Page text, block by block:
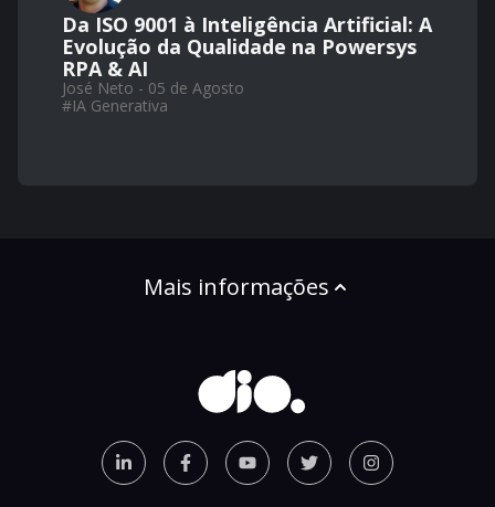
Da ISO 9001 à Inteligência Artificial: A
Evolução da Qualidade na Powersys
RPA & AI
José Neto - 05 de Agosto
#IA Generativa
Mais informações